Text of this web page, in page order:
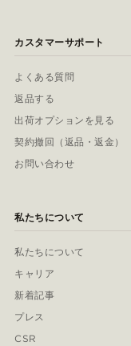
カスタマーサポート
よくある質問
返品する
出荷オプションを見る
契約撤回（返品・返金）
お問い合わせ
私たちについて
私たちについて
キャリア
新着記事
プレス
CSR